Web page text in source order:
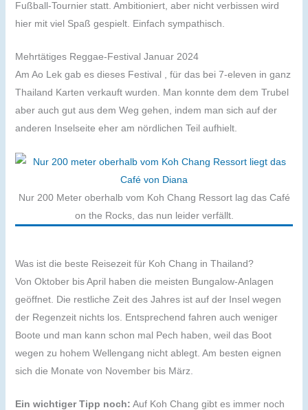
Fußball-Tournier statt. Ambitioniert, aber nicht verbissen wird
hier mit viel Spaß gespielt. Einfach sympathisch.
Mehrtätiges Reggae-Festival Januar 2024
Am Ao Lek gab es dieses Festival , für das bei 7-eleven in ganz
Thailand Karten verkauft wurden. Man konnte dem dem Trubel
aber auch gut aus dem Weg gehen, indem man sich auf der
anderen Inselseite eher am nördlichen Teil aufhielt.
Nur 200 Meter oberhalb vom Koh Chang Ressort lag das Café
on the Rocks, das nun leider verfällt.
Was ist die beste Reisezeit für Koh Chang in Thailand?
Von Oktober bis April haben die meisten Bungalow-Anlagen
geöffnet. Die restliche Zeit des Jahres ist auf der Insel wegen
der Regenzeit nichts los. Entsprechend fahren auch weniger
Boote und man kann schon mal Pech haben, weil das Boot
wegen zu hohem Wellengang nicht ablegt. Am besten eignen
sich die Monate von November bis März.
Ein wichtiger Tipp noch: Auf Koh Chang gibt es immer noch